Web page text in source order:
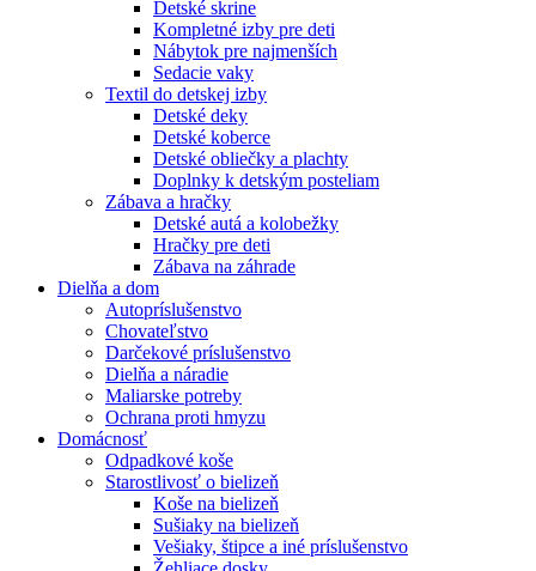
Detské skrine
Kompletné izby pre deti
Nábytok pre najmenších
Sedacie vaky
Textil do detskej izby
Detské deky
Detské koberce
Detské obliečky a plachty
Doplnky k detským posteliam
Zábava a hračky
Detské autá a kolobežky
Hračky pre deti
Zábava na záhrade
Dielňa a dom
Autopríslušenstvo
Chovateľstvo
Darčekové príslušenstvo
Dielňa a náradie
Maliarske potreby
Ochrana proti hmyzu
Domácnosť
Odpadkové koše
Starostlivosť o bielizeň
Koše na bielizeň
Sušiaky na bielizeň
Vešiaky, štipce a iné príslušenstvo